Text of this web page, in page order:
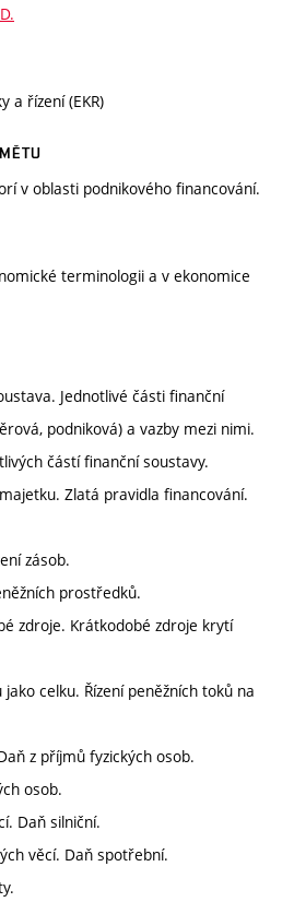
a řízení (EKR)
v oblasti podnikového financování.
terminologii a v ekonomice
Jednotlivé části finanční
podniková) a vazby mezi nimi.
částí finanční soustavy.
Zlatá pravidla financování.
zásob.
prostředků.
zdroje. Krátkodobé zdroje krytí
celku. Řízení peněžních toků na
z příjmů fyzických osob.
osob.
Daň silniční.
věcí. Daň spotřební.